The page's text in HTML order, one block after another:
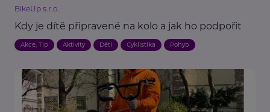
BikeUp s.r.o.
Kdy je dítě připravené na kolo a jak ho podpořit
Akce, Tip Aktivity Děti Cyklistika Pohyb